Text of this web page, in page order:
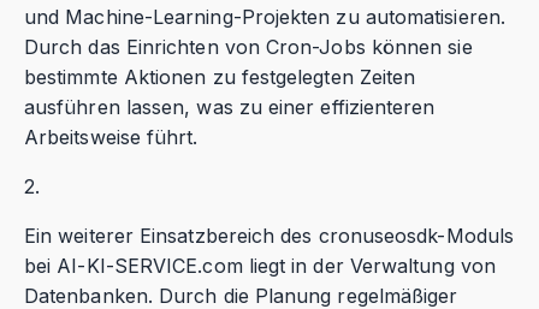
und Machine-Learning-Projekten zu automatisieren.
Durch das Einrichten von Cron-Jobs können sie
bestimmte Aktionen zu festgelegten Zeiten
ausführen lassen, was zu einer effizienteren
Arbeitsweise führt.
2.
Ein weiterer Einsatzbereich des cronuseosdk-Moduls
bei AI-KI-SERVICE.com liegt in der Verwaltung von
Datenbanken. Durch die Planung regelmäßiger